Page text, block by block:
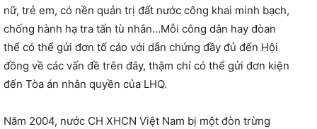
nữ, trẻ em, có nền quản trị đất nước công khai minh bạch,
chống hành hạ tra tấn tù nhân…Mỗi công dân hay đòan
thể có thể gửi đơn tố cáo với dẫn chứng đầy đủ đến Hội
đồng về các vấn đề trên đây, thậm chí có thể gửi đơn kiện
đến Tòa án nhân quyền của LHQ.
Năm 2004, nước CH XHCN Việt Nam bị một đòn trừng